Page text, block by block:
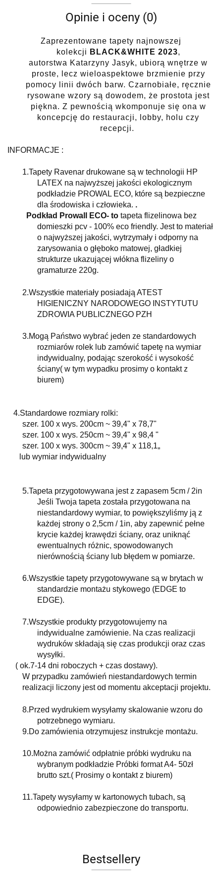
Opinie i oceny (0)
Zaprezentowane tapety najnowszej
kolekcji BLACK&WHITE 2023,
autorstwa Katarzyny Jasyk, ubiorą wnętrze w
proste, lecz wieloaspektowe brzmienie przy
pomocy linii dwóch barw. Czarnobiałe, ręcznie
rysowane wzory są dowodem, że prostota jest
piękna. Z pewnością wkomponuje się ona w
koncepcję do restauracji, lobby, holu czy
recepcji.
INFORMACJE :
1.Tapety Ravenar drukowane są w technologii HP
LATEX na najwyższej jakości ekologicznym
podkładzie PROWAL ECO, które są bezpieczne
dla środowiska i człowieka. .
Podkład Prowall ECO- to tapeta flizelinowa bez
domieszki pcv - 100% eco friendly. Jest to materiał
o najwyższej jakości, wytrzymały i odporny na
zarysowania o głęboko matowej, gładkiej
strukturze ukazującej włókna flizeliny o
gramaturze 220g.
2.Wszystkie materiały posiadają ATEST
HIGIENICZNY NARODOWEGO INSTYTUTU
ZDROWIA PUBLICZNEGO PZH
3.Mogą Państwo wybrać jeden ze standardowych
rozmiarów rolek lub zamówić tapetę na wymiar
indywidualny, podając szerokość i wysokość
ściany( w tym wypadku prosimy o kontakt z
biurem)
4.Standardowe rozmiary rolki:
szer. 100 x wys. 200cm ~ 39,4" x 78,7"
szer. 100 x wys. 250cm ~ 39,4" x 98,4 "
szer. 100 x wys. 300cm ~ 39,4" x 118,1„
lub wymiar indywidualny
5.Tapeta przygotowywana jest z zapasem 5cm / 2in
Jeśli Twoja tapeta została przygotowana na
niestandardowy wymiar, to powiększyliśmy ją z
każdej strony o 2,5cm / 1in, aby zapewnić pełne
krycie każdej krawędzi ściany, oraz uniknąć
ewentualnych różnic, spowodowanych
nierównością ściany lub błędem w pomiarze.
6.Wszystkie tapety przygotowywane są w brytach w
standardzie montażu stykowego (EDGE to
EDGE).
7.Wszystkie produkty przygotowujemy na
indywidualne zamówienie. Na czas realizacji
wydruków składają się czas produkcji oraz czas
wysyłki.
( ok.7-14 dni roboczych + czas dostawy).
W przypadku zamówień niestandardowych termin
realizacji liczony jest od momentu akceptacji projektu.
8.Przed wydrukiem wysyłamy skalowanie wzoru do
potrzebnego wymiaru.
9.Do zamówienia otrzymujesz instrukcje montażu.
10.Można zamówić odpłatnie próbki wydruku na
wybranym podkładzie Próbki format A4- 50zł
brutto szt.( Prosimy o kontakt z biurem)
11.Tapety wysyłamy w kartonowych tubach, są
odpowiednio zabezpieczone do transportu.
Bestsellery